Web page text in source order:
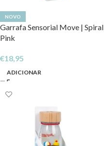
NOVO
Garrafa Sensorial Move | Spiral
Pink
€18,95
ADICIONAR